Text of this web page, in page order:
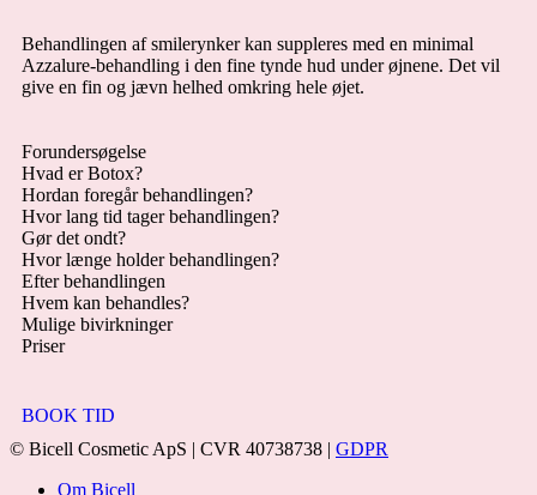
Behandlingen af smilerynker kan suppleres med en minimal
Azzalure-behandling i den fine tynde hud under øjnene. Det vil
give en fin og jævn helhed omkring hele øjet.
Forundersøgelse
Hvad er Botox?
Hordan foregår behandlingen?
Hvor lang tid tager behandlingen?
Gør det ondt?
Hvor længe holder behandlingen?
Efter behandlingen
Hvem kan behandles?
Mulige bivirkninger
Priser
BOOK TID
© Bicell Cosmetic ApS | CVR 40738738 | GDPR
Om Bicell